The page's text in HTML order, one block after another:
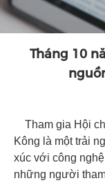
Tháng 10
Tham gia Hội
Kông là một trải
xúc với công
những người